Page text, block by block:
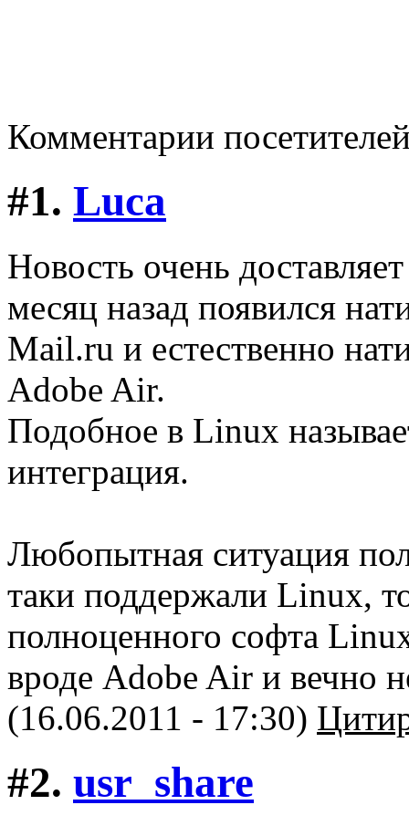
Комментарии
#1. Luca
Новость очень
месяц назад появился
Mail.ru и естественно
Adobe Air.
Подобное в Linux
интеграция.
Любопытная ситуация
таки поддержали Linux,
полноценного софта
вроде Adobe Air и вечно
(16.06.2011 - 17:30)
#2. usr_share